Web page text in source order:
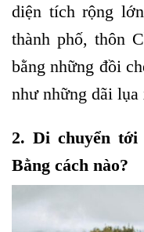
diện tích rộng
thành phố, thôn
bằng những đồi
như những dãi lụa
2. Di chuyển
Bằng cách nào?